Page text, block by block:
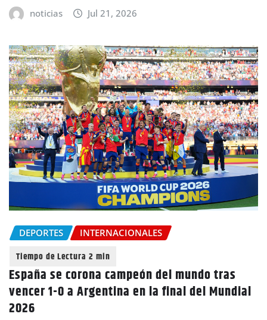
noticias Jul 21, 2026
DEPORTES INTERNACIONALES
España se corona campeón del mundo tras
vencer 1-0 a Argentina en la final del Mundial
2026